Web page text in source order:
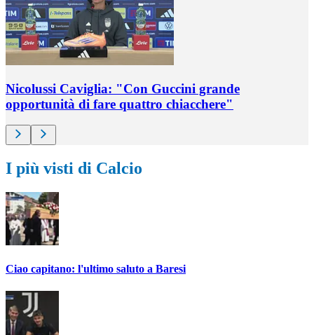
Nicolussi Caviglia: "Con Guccini grande
opportunità di fare quattro chiacchere"
I più visti di Calcio
Ciao capitano: l'ultimo saluto a Baresi